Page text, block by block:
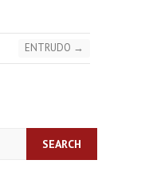
ENTRUDO →